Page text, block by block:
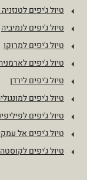
טיול ג'יפים לטנזניה
טיול ג'יפים לנמיביה
טיול ג'יפים למרוקו
טיול ג'יפים
טיול ג'יפים לירדן
טיול ג'יפים
טיול ג'יפים
טיול ג'יפים אל
טיול ג'יפים